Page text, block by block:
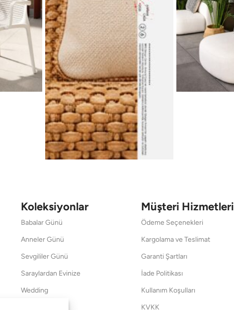
Koleksiyonlar
Babalar Günü
Anneler Günü
Sevgililer Günü
Saraylardan Evinize
Wedding
Müşteri Hizmetleri
Ödeme Seçenekleri
Kargolama ve Teslimat
Garanti Şartları
İade Politikası
Kullanım Koşulları
KVKK